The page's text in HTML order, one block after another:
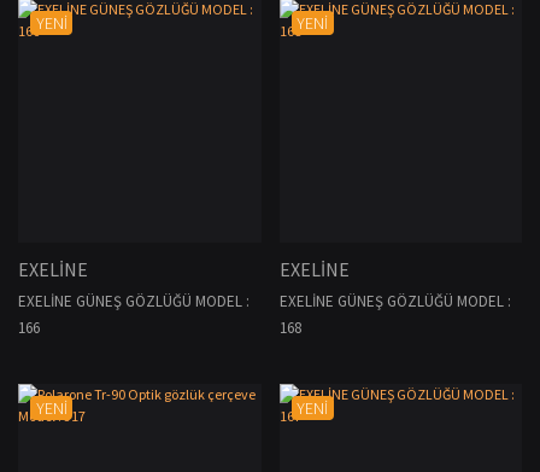
YENİ
EXELİNE
EXELİNE GÜNEŞ GÖZLÜĞÜ MODEL :
166
YENİ
EXELİNE
EXELİNE GÜNEŞ GÖZLÜĞÜ MODEL :
168
YENİ YENİ